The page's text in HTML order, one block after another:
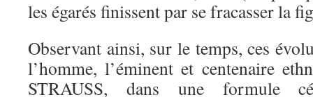
les égarés finissent par se fracasser la
Observant ainsi, sur le temps, ces
l’homme, l’éminent et centenaire
STRAUSS, dans une formule